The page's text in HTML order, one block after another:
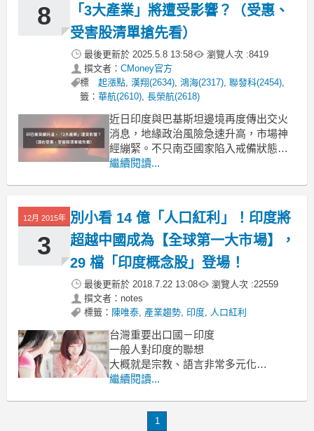
策，但已再度引發
8
「3大產業」將遭受影響？（受惠、
受害股清單搶先看）
最後更新於 2025.5.8 13:58 瀏覽人次 :8419
撰文者： CMoney官方
標
籤：
起漲點,漢翔(2634),鴻海(2317),聯發科(2454),
華航(2610),長榮航(2618)
近日印度與巴基斯坦邊境再度傳出交火
消息，地緣政治風險急速升高，市場神
經繃緊。不只南亞國家陷入戒備狀態，
全球供應鏈與資本市場也開始反應，部
背景、影響產業，以及潛在受惠與受害
的台股清單。「下載起漲K線，接收最新
消息」：https://
繼續閱讀...
12月 2015年
3
別小看 14 億「人口紅利」！印度將
超越中國成為【全球第一大市場】，
29 檔「印度概念股」登場！
最後更新於 2018.7.22 13:08 瀏覽人次 :22559
撰文者：notes
標籤： 陳唯泰, 產業趨勢, 印度, 人口紅利
台灣重要出口國－印度
一般人對印度的聯想
大概就是宗教、語言非常多元化
而且充滿許多非常厲害的工程師
不過在中小企業眼裡，這還是為他們帶
繼續閱讀...
1